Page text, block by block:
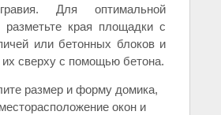
Для оптимальной
разметьте края площадки с
или бетонных блоков и
их сверху с помощью бетона.
размер и форму домика,
окон и